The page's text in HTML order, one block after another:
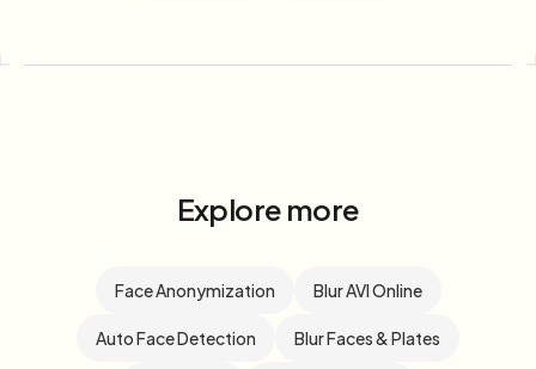
Explore more
Face Anonymization Blur AVI Online
Auto Face Detection Blur Faces & Plates